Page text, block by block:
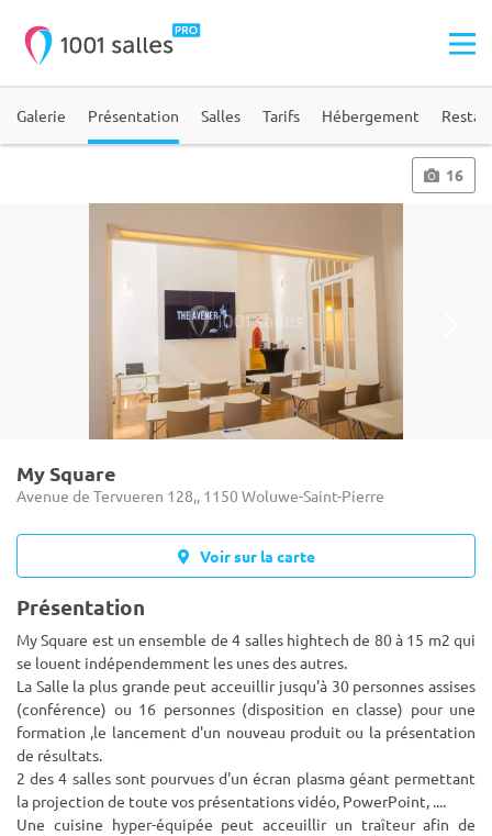
Galerie Présentation Salles Tarifs Hébergement
16
My Square
Avenue de Tervueren 128,, 1150 Woluwe-Saint-Pierre
Voir sur la carte
Présentation
My Square est un ensemble de 4 salles hightech de 80 à 15 m2 qui
se louent indépendemment les unes des autres.
La Salle la plus grande peut acceuillir jusqu'à 30 personnes assises
(conférence) ou 16 personnes (disposition en classe) pour une
formation ,le lancement d'un nouveau produit ou la présentation
de résultats.
2 des 4 salles sont pourvues d'un écran plasma géant permettant
la projection de toute vos présentations vidéo, PowerPoint, ....
Une cuisine hyper-équipée peut acceuillir un traîteur afin de